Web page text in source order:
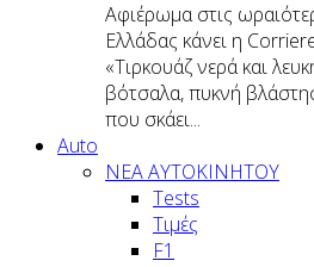
Αφιέρωμα στις
Ελλάδας κάνει η
«Τιρκουάζ νερά και
βότσαλα, πυκνή
που σκάει...
Auto
NEA AYTOKINHTOY
Tests
Τιμές
F1